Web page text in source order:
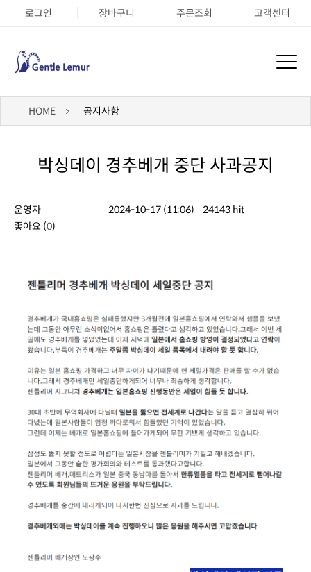
로그인 장바구니 주문조회 고객센터
HOME 공지사항
박싱데이 경추베개 중단 사과공지
운영자 2024-10-17 (11:06)
24143 hit
좋아요 (0)